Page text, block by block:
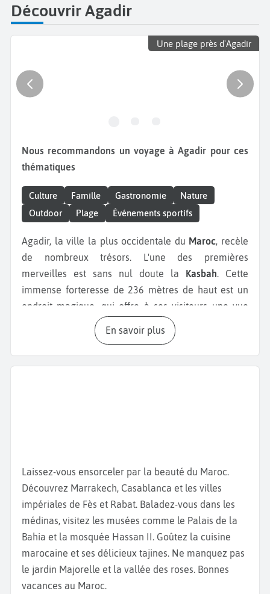
Découvrir Agadir
Une plage près d'Agadir
Nous recommandons un voyage à Agadir pour ces
thématiques
Culture Famille Gastronomie
Nature
Outdoor
Plage Événements sportifs
Agadir, la ville la plus occidentale du Maroc, recèle
de nombreux trésors. L'une des premières
merveilles est sans nul doute la Kasbah. Cette
immense forteresse de 236 mètres de haut est un
endroit magique, qui offre à ses visiteurs une vue
imprenable sur la baie au coucher du soleil. Pendant
votre week-end à Agadir, allez admirer la beauté de
laMosquée Mohammed V. Cet édifice n'est
Hads’impose. Il regroupe pas moins de 3000
commerces et petites échoppes. Vous trouverez
forcément votre bonheur, qu’il s’agisse d’artisanat
local, de textiles ou d’épices. Côté musées, nous vous
conseillons leMusée Municipal Bert Flint , spécialisé
dans l’art du sud du Maroc et leMusée du
Patrimoine Amazigh , rassemblant une importante
collection de bijoux et objets berbères.
En savoir plus
Laissez-vous ensorceler par la beauté du Maroc.
Découvrez Marrakech, Casablanca et les villes
impériales de Fès et Rabat. Baladez-vous dans les
médinas, visitez les musées comme le Palais de la
Bahia et la mosquée Hassan II. Goûtez la cuisine
marocaine et ses délicieux tajines. Ne manquez pas
le jardin Majorelle et la vallée des roses. Bonnes
vacances au Maroc.